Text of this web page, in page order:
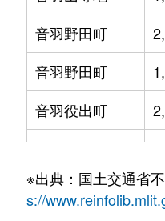
音羽野田町
音羽野田町
音羽役出町
上花山桜谷
※出典：国土交通省
s://